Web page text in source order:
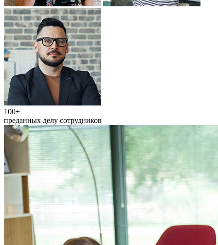
100+
преданных делу сотрудников